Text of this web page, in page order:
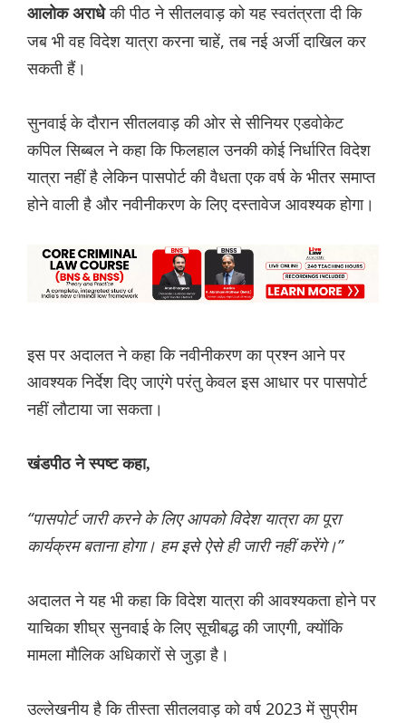
आलोक अराधेकी पीठ ने सीतलवाड़ को यह स्वतंत्रता दी कि
जब भी वह विदेश यात्रा करना चाहें, तब नई अर्जी दाखिल कर
सकती हैं।
सुनवाई के दौरान सीतलवाड़ की ओर से सीनियर एडवोकेट
कपिल सिब्बल ने कहा कि फिलहाल उनकी कोई निर्धारित विदेश
यात्रा नहीं है लेकिन पासपोर्ट की वैधता एक वर्ष के भीतर समाप्त
होने वाली है और नवीनीकरण के लिए दस्तावेज आवश्यक होगा।
इस पर अदालत ने कहा कि नवीनीकरण का प्रश्न आने पर
आवश्यक निर्देश दिए जाएंगे परंतु केवल इस आधार पर पासपोर्ट
नहीं लौटाया जा सकता।
खंडपीठ ने स्पष्ट कहा,
“पासपोर्ट जारी करने के लिए आपको विदेश यात्रा का पूरा
कार्यक्रम बताना होगा। हम इसे ऐसे ही जारी नहीं करेंगे।”
अदालत ने यह भी कहा कि विदेश यात्रा की आवश्यकता होने पर
याचिका शीघ्र सुनवाई के लिए सूचीबद्ध की जाएगी, क्योंकि
मामला मौलिक अधिकारों से जुड़ा है।
उल्लेखनीय है कि तीस्ता सीतलवाड़ को वर्ष 2023 में सुप्रीम